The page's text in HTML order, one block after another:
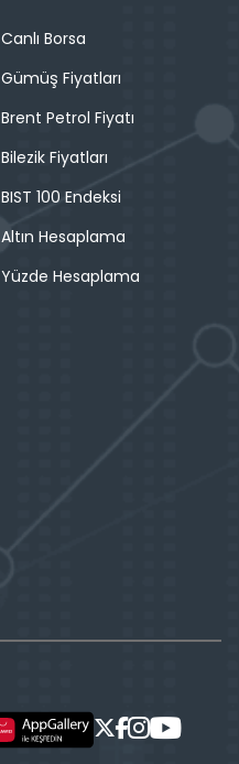
Canlı Borsa
Gümüş Fiyatları
Brent Petrol Fiyatı
Bilezik Fiyatları
BIST 100 Endeksi
Altın Hesaplama
Yüzde Hesaplama